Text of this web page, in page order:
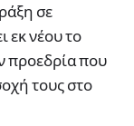
σε
εκ νέου το
προεδρία που
τους στο